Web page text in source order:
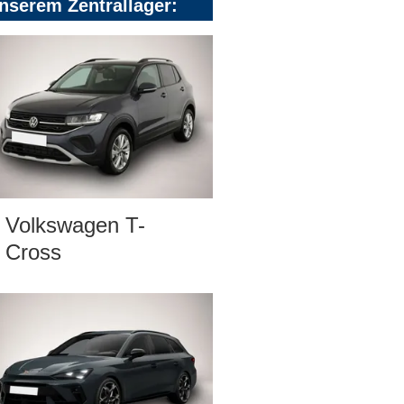
Zentrallager:
Volkswagen T-
Cross